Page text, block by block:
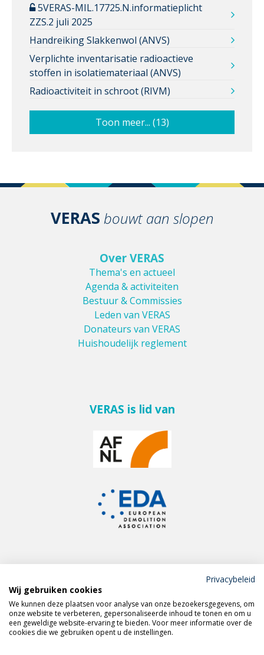
5VERAS-MIL.17725.N.informatieplicht
ZZS.2 juli 2025
Handreiking Slakkenwol (ANVS)
Verplichte inventarisatie radioactieve
stoffen in isolatiemateriaal (ANVS)
Radioactiviteit in schroot (RIVM)
Toon meer... (13)
VERAS bouwt aan slopen
Over VERAS
Thema's en actueel
Agenda & activiteiten
Bestuur & Commissies
Leden van VERAS
Donateurs van VERAS
Huishoudelijk reglement
VERAS is lid van
Meld je aan voor de
VERAS nieuwsbrief
Volg VERAS op
Privacybeleid
Wij gebruiken cookies
We kunnen deze plaatsen voor analyse van onze bezoekersgegevens, om
onze website te verbeteren, gepersonaliseerde inhoud te tonen en om u
een geweldige website-ervaring te bieden. Voor meer informatie over de
cookies die we gebruiken opent u de instellingen.